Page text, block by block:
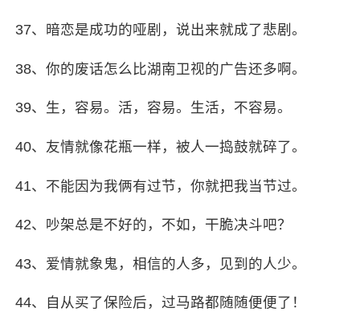
37、暗恋是成功的哑剧，说出来就成了悲剧。
38、你的废话怎么比湖南卫视的广告还多啊。
39、生，容易。活，容易。生活，不容易。
40、友情就像花瓶一样，被人一捣鼓就碎了。
41、不能因为我俩有过节，你就把我当节过。
42、吵架总是不好的，不如，干脆决斗吧？
43、爱情就象鬼，相信的人多，见到的人少。
44、自从买了保险后，过马路都随随便便了！